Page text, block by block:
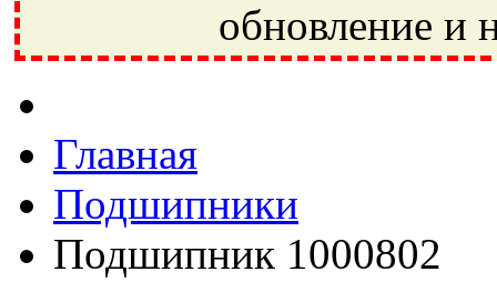
обновление и
Ивантеевка, подшипники, пневматика, метизы, техника,
Главная
Подшипники
Подшипник 1000802